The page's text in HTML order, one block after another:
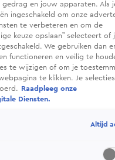
en jouw apparaten. Als
ingeschakeld om onze
te verbeteren en om de
keuze opslaan” selecteert of
We gebruiken dan
functioneren en veilig te
te wijzigen of om je
te klikken. Je selecties
Raadpleeg onze
Diensten.
Altijd